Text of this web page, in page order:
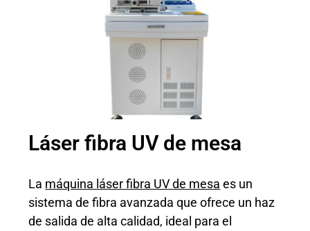
Láser fibra UV de mesa
La máquina láser fibra UV de mesa es un
sistema de fibra avanzada que ofrece un haz
de salida de alta calidad, ideal para el